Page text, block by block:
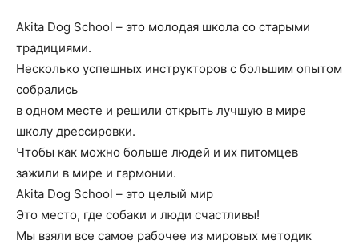
Akita Dog School – это молодая школа со старыми
традициями.
Несколько успешных инструкторов с большим опытом
собрались
в одном месте и решили открыть лучшую в мире
школу дрессировки.
Чтобы как можно больше людей и их питомцев
зажили в мире и гармонии.
Akita Dog School – это целый мир
Это место, где собаки и люди счастливы!
Мы взяли все самое рабочее из мировых методик